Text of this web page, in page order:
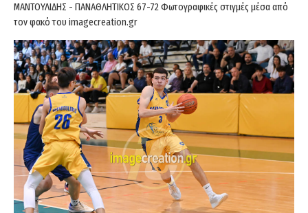
ΜΑΝΤΟΥΛΙΔΗΣ - ΠΑΝΑΘΛΗΤΙΚΟΣ 67-72 Φωτογραφικές στιγμές μέσα από
τον φακό του imagecreation.gr